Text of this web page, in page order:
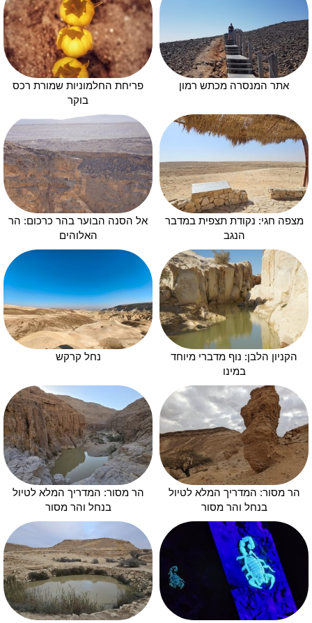
אתר המנסרה מכתש רמון
פריחת החלמוניות שמורת רכס
בוקר
מצפה חגי: נקודת תצפית במדבר
הנגב
אל הסנה הבוער בהר כרכום: הר
האלוהים
הקניון הלבן: נוף מדברי מיוחד
במינו
נחל קרקש
הר מסור: המדריך המלא לטיול
בנחל והר מסור
הר מסור: המדריך המלא לטיול
בנחל והר מסור